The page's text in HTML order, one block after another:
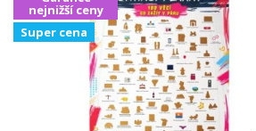
nejnižší ceny
Super cena